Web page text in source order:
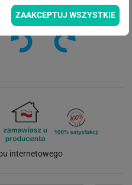
ZAAKCEPTUJ WSZYSTKIE